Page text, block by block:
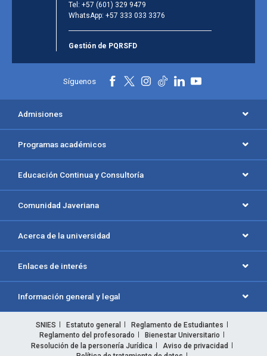
Tel: +57 (601) 329 9479
WhatsApp: +57 333 033 3376
Gestión de PQRSFD
Síguenos
Admisiones
Programas académicos
Educación Continua y Consultoría
Comunidad Javeriana
Acerca de la universidad
Enlaces de interés
Información general y legal
SNIES Estatuto general
Reglamento de Estudiantes
Reglamento del profesorado
Bienestar Universitario
Resolución de la personería Jurídica
Aviso de privacidad